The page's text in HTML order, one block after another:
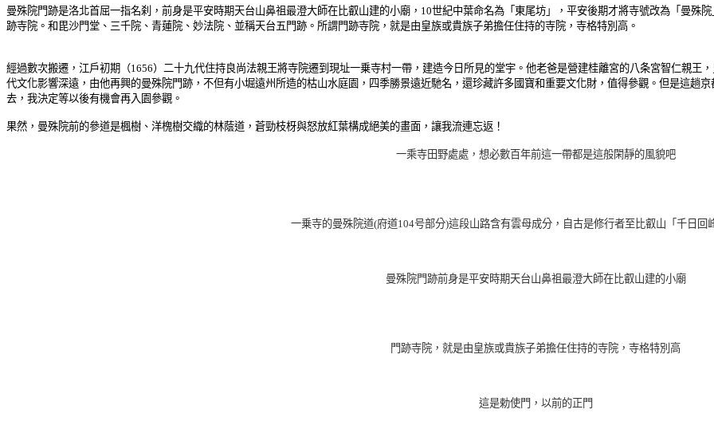
曼殊院門跡是洛北首屈一指名刹，前身是平安時期天台山鼻祖最澄大師在比叡山建的小廟，10世紀中葉命名為「東尾坊」，平安後期才將寺號改為「曼殊
跡寺院。和毘沙門堂、三千院、青蓮院、妙法院、並稱天台五門跡。所謂門跡寺院，就是由皇族或貴族子弟擔任住持的寺院，寺格特別高。
經過數次搬遷，江戶初期（1656）二十九代住持良尚法親王將寺院遷到現址一乗寺村一帶，建造今日所見的堂宇。他老爸是營建桂離宮的八条宮智仁親王
代文化影響深遠，由他再興的曼殊院門跡，不但有小堀遠州所造的枯山水庭園，四季勝景遠近馳名，還珍藏許多國寶和重要文化財，值得參觀。但是這趟
去，我決定等以後有機會再入園參觀。
果然，曼殊院前的參道是楓樹、洋槐樹交織的林蔭道，蒼勁枝枒與怒放紅葉構成絕美的畫面，讓我流連忘返！
一乘寺田野處處，想必數百年前這一帶都是這般閑靜的風貌吧
一乗寺的曼殊院道(府道104号部分)這段山路含有雲母成分，自古是修行者至比叡山「千日回
曼殊院門跡前身是平安時期天台山鼻祖最澄大師在比叡山建的小廟
門跡寺院，就是由皇族或貴族子弟擔任住持的寺院，寺格特別高
這是勅使門，以前的正門